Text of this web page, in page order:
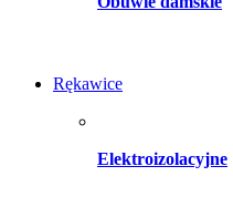
Rękawice
Elektroizolacyjne